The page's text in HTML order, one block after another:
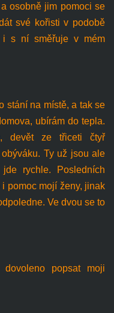
osobně jim pomoci se
své kořisti v podobě
i s ní směřuje v mém
stání na místě, a tak se
ubírám do tepla.
devět ze třiceti čtyř
Ty už jsou ale
rychle. Posledních
pomoc mojí ženy, jinak
Ve dvou se to
popsat moji